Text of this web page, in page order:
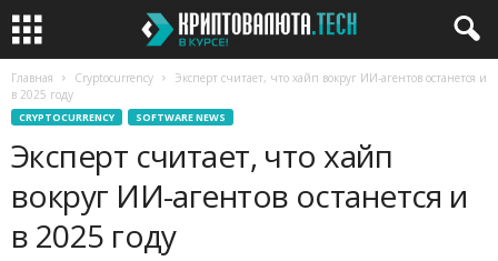
Главная Cryptocurrency
Эксперт считает, что хайп вокруг ИИ-агентов останется и
в 2025 году
CRYPTOCURRENCY SOFTWARE NEWS
Эксперт считает, что хайп
вокруг ИИ-агентов останется и
в 2025 году